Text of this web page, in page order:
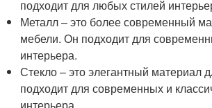
подходит для любых стилей
Металл – это более современный
мебели. Он подходит для
интерьера.
Стекло – это элегантный материал
подходит для современных и